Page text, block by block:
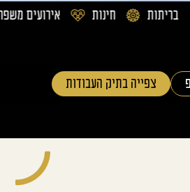
חינות אירועים משפחתיים
צפייה בתיק העבודות